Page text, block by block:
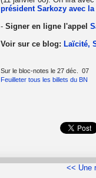
président Sarkozy avec
- Signer en ligne l'appel
Voir sur ce blog: Laïcité,
Sur le bloc-notes le 27 déc. 07
Feuilleter tous les billets du BN
<< Une